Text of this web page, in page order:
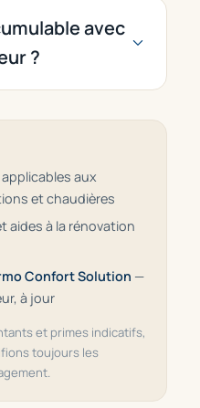
avec
?
aux
et chaudières
aides à la rénovation
Confort Solution —
à jour
et primes indicatifs,
toujours les